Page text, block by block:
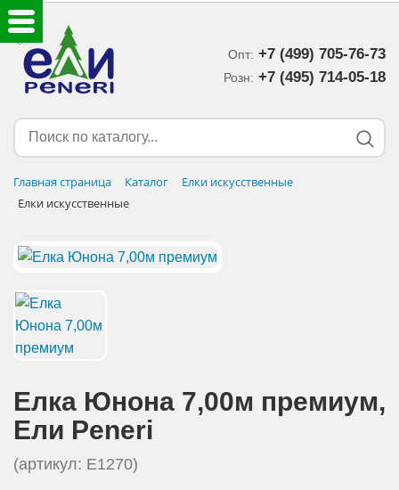
Опт: +7 (499) 705-76-73
Розн: +7 (495) 714-05-18‬
Главная страница Каталог
Елки искусственные
Елки искусственные
Елка Юнона 7,00м премиум,
Eли Peneri
(артикул: E1270)
ЕЛКИ ИСКУССТВЕННЫЕ
ЕЛОЧНЫЕ УКРАШЕНИЯ
НОВОГОДНИЙ ДЕКОР
ДОСТАВКА В РЕГИОНЫ
ДОСТАВКА
АКЦИИ И ПОДАРКИ
РЕКВИЗИТЫ